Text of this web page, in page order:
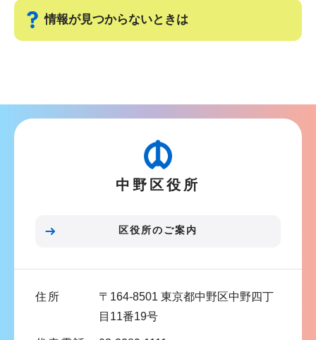
情報が見つからないときは
ナ
ビ
中野区役所
区役所のご案内
住所
〒164-8501 東京都中野区中野四丁
目11番19号